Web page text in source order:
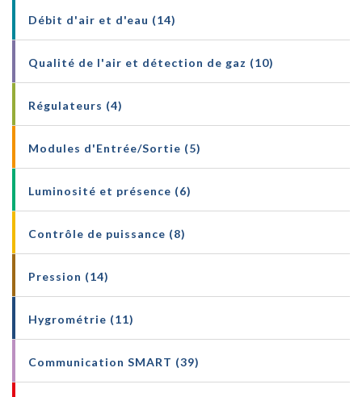
Débit d'air et d'eau (14)
Qualité de l'air et détection de gaz (10)
Régulateurs (4)
Modules d'Entrée/Sortie (5)
Luminosité et présence (6)
Contrôle de puissance (8)
Pression (14)
Hygrométrie (11)
Communication SMART (39)